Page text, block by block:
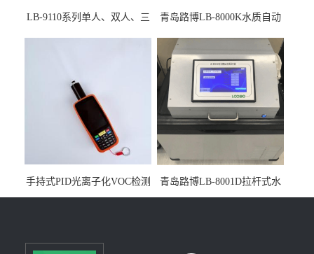
LB-9110系列单人、双人、三
青岛路博LB-8000K水质自动
手持式PID光离子化VOC检测
仪（挥发性有机物设备）
青岛路博LB-8001D拉杆式水
质采样器